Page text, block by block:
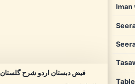
Faiz e Dabistan Urdu Sharh Gulistan By Maulana Muhammad Ahmad Miftahi فیض دبستان اردو شرح گلستان